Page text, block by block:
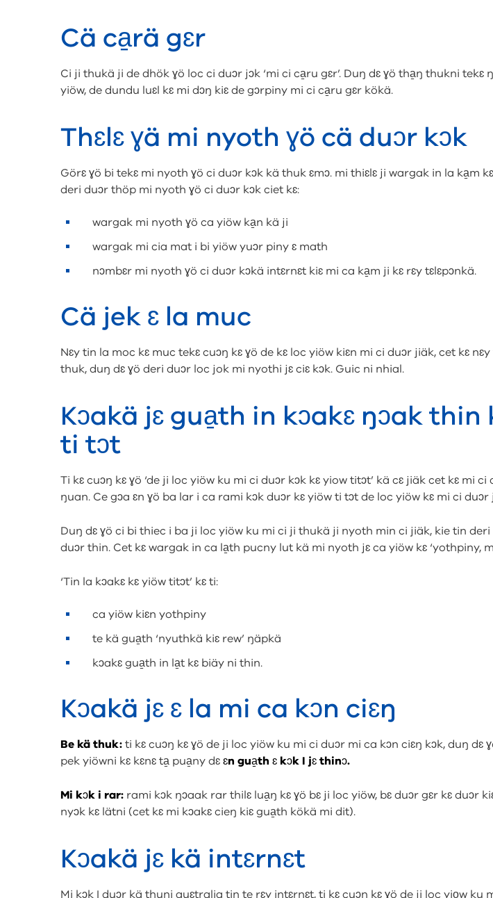
Cä ca̱rä gɛr
Ci ji thukä ji de dhök ɣö loc ci duɔr jɔk ‘mi ci ca̱ru gɛr’. Duŋ dɛ ɣö tha̱ŋ thukni tekɛ
yiöw, de dundu luɛl kɛ mi dɔŋ kiɛ de gɔrpiny mi ci ca̱ru gɛr kökä.
Thɛlɛ ɣä mi nyoth ɣö cä duɔr kɔk
Görɛ ɣö bi tekɛ mi nyoth ɣö ci duɔr kɔk kä thuk ɛmɔ. mi thiɛlɛ ji wargak in la ka̱m
deri duɔr thöp mi nyoth ɣö ci duɔr kɔk ciet kɛ:
wargak mi nyoth ɣö ca yiöw ka̱n kä ji
wargak mi cia mat i bi yiöw yuɔr piny ɛ math
nɔmbɛr mi nyoth ɣö ci duɔr kɔkä intɛrnɛt kiɛ mi ca ka̱m ji kɛ rɛy tɛlɛpɔnkä.
Cä jek ɛ la muc
Nɛy tin la moc kɛ muc tekɛ cuɔŋ kɛ ɣö de kɛ loc yiöw kiɛn mi ci duɔr jiäk, cet kɛ
thuk, duŋ dɛ ɣö deri duɔr loc jok mi nyothi jɛ ciɛ kɔk. Guic ni nhial.
Kɔakä jɛ gua̱th in kɔakɛ ŋɔak thin
ti tɔt
Ti kɛ cuɔŋ kɛ ɣö ‘de ji loc yiöw ku mi ci duɔr kɔk kɛ yiow titɔt’ kä cɛ jiäk cet kɛ mi ci
ŋuan. Ce gɔa ɛn ɣö ba lar i ca rami kɔk duɔr kɛ yiöw ti tɔt de loc yiöw kɛ mi ci duɔr
Duŋ dɛ ɣö ci bi thiec i ba ji loc yiöw ku mi ci ji thukä ji nyoth min ci jiäk, kie tin
duɔr thin. Cet kɛ wargak in ca la̱th pucny lut kä mi nyoth jɛ ca yiöw kɛ ‘yothpiny,
‘Tin la kɔakɛ kɛ yiöw titɔt’ kɛ ti:
ca yiöw kiɛn yothpiny
te kä gua̱th ‘nyuthkä kiɛ rew’ ŋäpkä
kɔakɛ gua̱th in la̱t kɛ biäy ni thin.
Kɔakä jɛ ɛ la mi ca kɔn ciɛŋ
Be kä thuk:ti kɛ cuɔŋ kɛ ɣö de ji loc yiöw ku mi ci duɔr mi ca kɔn ciɛŋ kɔk, duŋ dɛ
pek yiöwni kɛ kɛnɛ ta̱ pua̱ny dɛɛn gua̱th ɛ kɔk I jɛ thinɔ.
Mi kɔk i rar: rami kɔk ŋɔaak rar thilɛ lua̱ŋ kɛ ɣö bɛ ji loc yiöw, bɛ duɔr gɛr kɛ duɔr
nyɔk kɛ lätni (cet kɛ mi kɔakɛ cieŋ kiɛ gua̱th kökä mi dit).
Kɔakä jɛ kä intɛrnɛt
Mi kɔk I duɔr kä thuni auɛtralia tin te rɛy intɛrnɛt, ti kɛ cuɔŋ kɛ ɣö de ji loc yio̱w ku